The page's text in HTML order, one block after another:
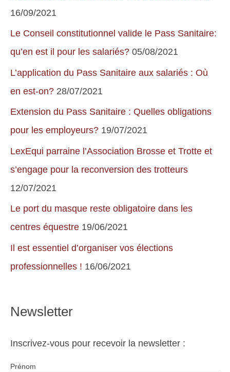
organisée
à
titre
professionnel
16/09/2021
Le Conseil constitutionnel valide le Pass Sanitaire:
qu’en est il pour les salariés? 05/08/2021
L’application du Pass Sanitaire aux salariés : Où
en est-on? 28/07/2021
Extension du Pass Sanitaire : Quelles obligations
pour les employeurs? 19/07/2021
LexEqui parraine l’Association Brosse et Trotte et
s’engage pour la reconversion des trotteurs
12/07/2021
Le port du masque reste obligatoire dans les
centres équestre 19/06/2021
Il est essentiel d’organiser vos élections
professionnelles ! 16/06/2021
Newsletter
Inscrivez-vous pour recevoir la newsletter :
Prénom